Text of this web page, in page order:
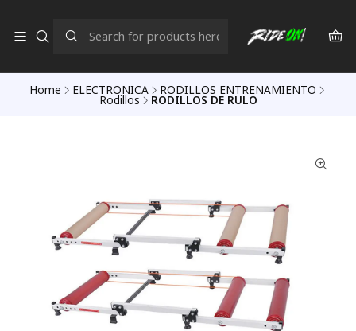
Home ELECTRONICA RODILLOS ENTRENAMIENTO
Rodillos RODILLOS DE RULO